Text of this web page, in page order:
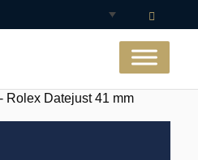
- Rolex Datejust 41 mm